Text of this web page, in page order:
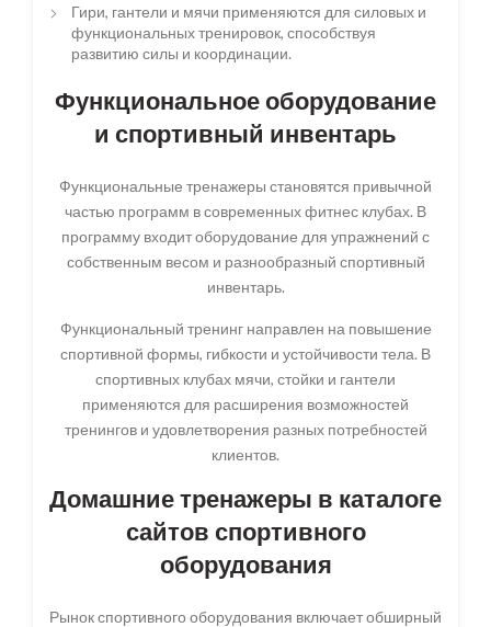
Гири, гантели и мячи применяются для силовых и
функциональных тренировок, способствуя
развитию силы и координации.
Функциональное оборудование
и спортивный инвентарь
Функциональные тренажеры становятся привычной
частью программ в современных фитнес клубах. В
программу входит оборудование для упражнений с
собственным весом и разнообразный спортивный
инвентарь.
Функциональный тренинг направлен на повышение
спортивной формы, гибкости и устойчивости тела. В
спортивных клубах мячи, стойки и гантели
применяются для расширения возможностей
тренингов и удовлетворения разных потребностей
клиентов.
Домашние тренажеры в каталоге
сайтов спортивного
оборудования
Рынок спортивного оборудования включает обширный